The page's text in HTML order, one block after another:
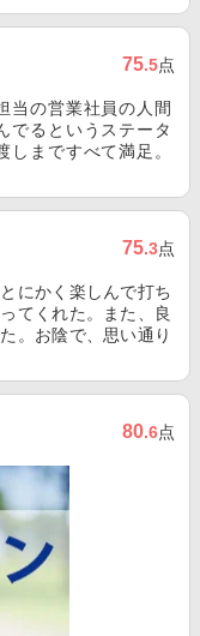
75.5点
当の営業社員の人間
でるというステータ
まですべて満足。
75.3点
にかく楽しんで打ち
てくれた。また、良
。お陰で、思い通り
80.6点